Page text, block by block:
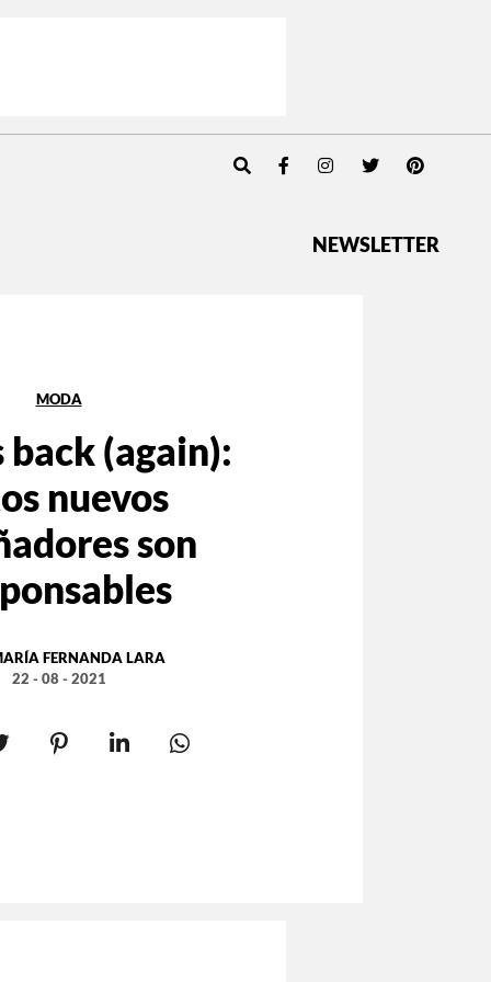
NEWSLETTER
MODA
back (again):
nuevos
son
FERNANDA LARA
22 - 08 - 2021